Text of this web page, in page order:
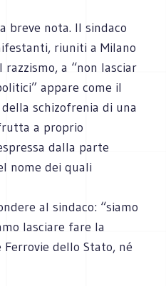
breve nota. Il sindaco
riuniti a Milano
a “non lasciar
appare come il
schizofrenia di una
a proprio
dalla parte
nome dei quali
al sindaco: “siamo
lasciare fare la
dello Stato, né